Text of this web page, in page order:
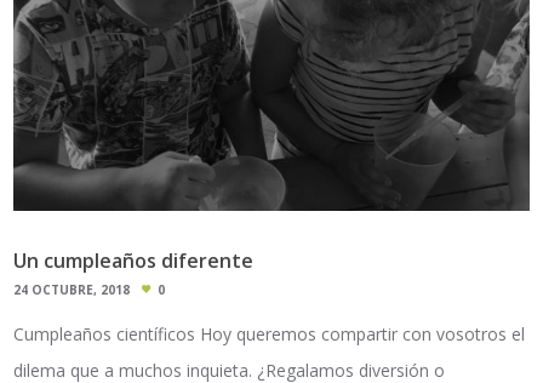
Un cumpleaños diferente
24 OCTUBRE, 2018 0
Cumpleaños científicos Hoy queremos compartir con vosotros el
dilema que a muchos inquieta. ¿Regalamos diversión o